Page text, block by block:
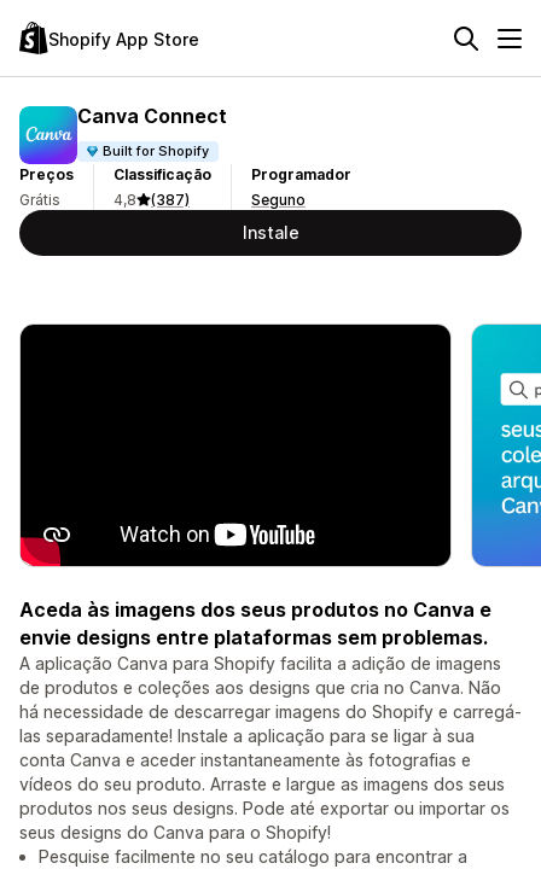
Shopify App Store
Canva Connect
Built for Shopify
Preços
Grátis
Classificação
4,8
(387)
Programador
Seguno
Instale
Aceda às imagens dos seus produtos no Canva e
envie designs entre plataformas sem problemas.
A aplicação Canva para Shopify facilita a adição de imagens
de produtos e coleções aos designs que cria no Canva. Não
há necessidade de descarregar imagens do Shopify e carregá-
las separadamente! Instale a aplicação para se ligar à sua
conta Canva e aceder instantaneamente às fotografias e
vídeos do seu produto. Arraste e largue as imagens dos seus
produtos nos seus designs. Pode até exportar ou importar os
seus designs do Canva para o Shopify!
Pesquise facilmente no seu catálogo para encontrar a